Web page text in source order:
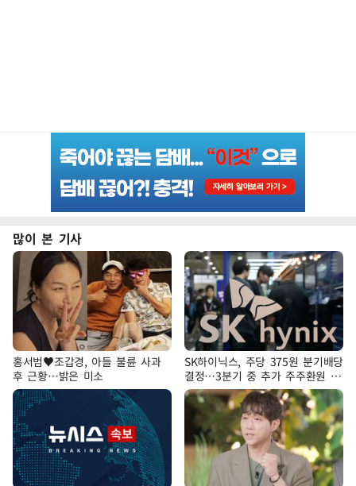
많이 본 기사
홍서범♥조갑경, 아들 불륜 사과
후 근황…밝은 미소
SK하이닉스, 주당 375원 분기배당
결정…3분기 중 추가 주주환원 발
표